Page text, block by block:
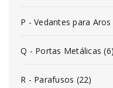
P - Vedantes para
Q - Portas Metálicas (6)
R - Parafusos (22)